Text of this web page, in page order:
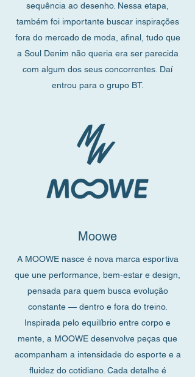
sequência ao desenho. Nessa etapa,
também foi importante buscar inspirações
fora do mercado de moda, afinal, tudo que
a Soul Denim não queria era ser parecida
com algum dos seus concorrentes. Daí
entrou para o grupo BT.
Moowe
A MOOWE nasce é nova marca esportiva
que une performance, bem-estar e design,
pensada para quem busca evolução
constante — dentro e fora do treino.
Inspirada pelo equilíbrio entre corpo e
mente, a MOOWE desenvolve peças que
acompanham a intensidade do esporte e a
fluidez do cotidiano. Cada detalhe é